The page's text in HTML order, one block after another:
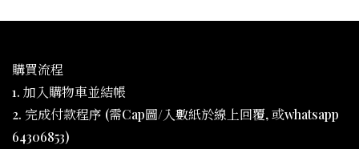
購買流程
1. 加入購物車並結帳
2. 完成付款程序 (需Cap圖/入數紙於線上回覆, 或whatsapp
64306853)